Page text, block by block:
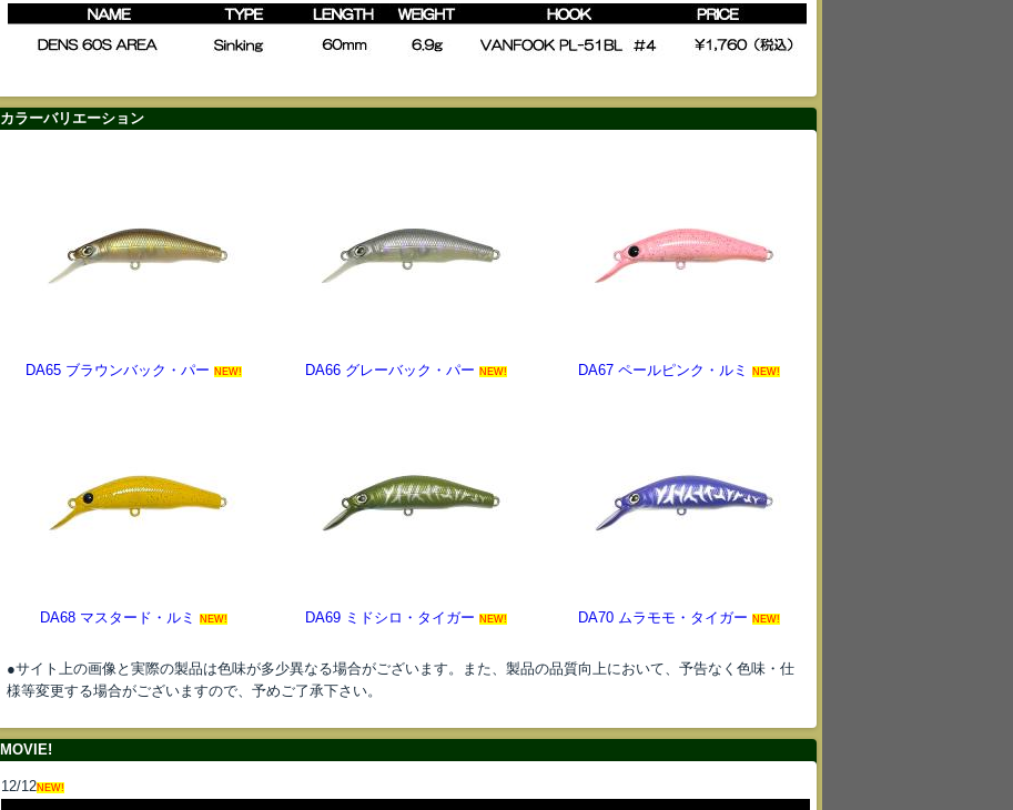
カラーバリエーション
DA65 ブラウンバック・パー NEW! DA66 グレーバック・パー NEW! DA67 ペールピンク・ルミ NEW!
DA68 マスタード・ルミ NEW! DA69 ミドシロ・タイガー NEW! DA70 ムラモモ・タイガー NEW!
●サイト上の画像と実際の製品は色味が多少異なる場合がございます。また、製品の品質向上において、予告なく色味・仕
様等変更する場合がございますので、予めご了承下さい。
MOVIE!
12/12NEW!